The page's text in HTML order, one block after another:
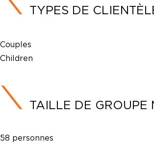
TYPES DE
Couples
Children
TAILLE DE GROUPE
58 personnes